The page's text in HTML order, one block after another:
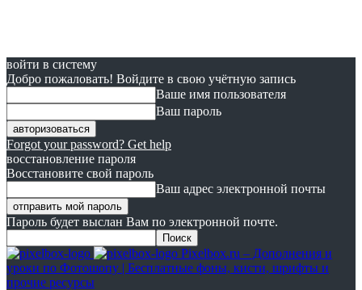
войти в систему
Добро пожаловать! Войдите в свою учётную запись
Ваше имя пользователя
Ваш пароль
Forgot your password? Get help
восстановление пароля
Восстановите свой пароль
Ваш адрес электронной почты
Пароль будет выслан Вам по электронной почте.
Pixelbox.ru – Дополнения и
уроки по Фотошопу | Бесплатные фоны, кисти, шрифты и
прочие ресурсы